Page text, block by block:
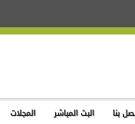
بنا البث المباشر المجلات